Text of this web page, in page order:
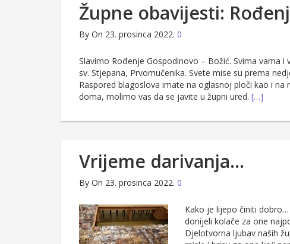
Župne obavijesti:
By On 23. prosinca 2022. 0
Slavimo Rođenje Gospodinovo – Božić. Svima vama
sv. Stjepana, Prvomučenika. Svete mise su prema
Raspored blagoslova imate na oglasnoj ploči kao i
doma, molimo vas da se javite u župni ured. […]
Vrijeme darivanja…
By On 23. prosinca 2022. 0
Kako je lijepo činiti
donijeli kolače za one
Djelotvorna ljubav naših